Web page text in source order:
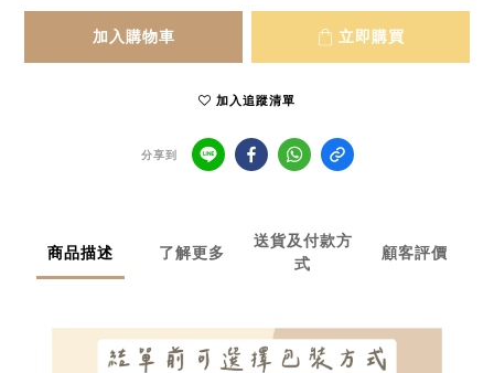
加入購物車 立即購買
加入追蹤清單
分享到
商品描述 了解更多
送貨及付款方
式
顧客評價